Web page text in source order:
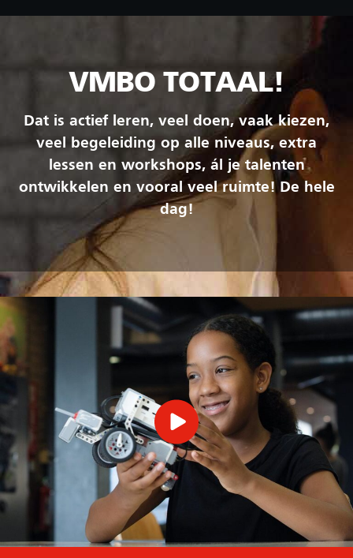
VMBO TOTAAL!
Dat is actief leren, veel doen, vaak kiezen,
veel begeleiding op alle niveaus, extra
lessen en workshops, ál je talenten
ontwikkelen en vooral veel ruimte! De hele
dag!